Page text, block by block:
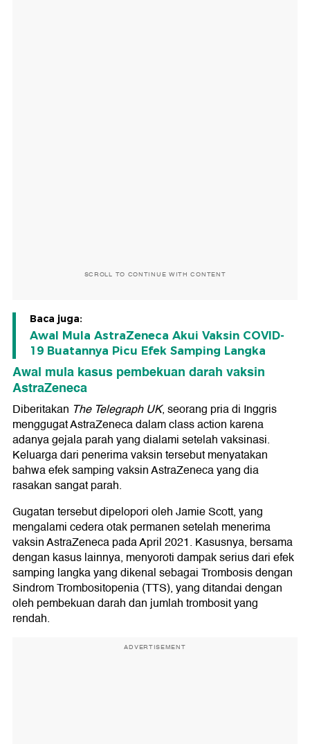
SCROLL TO CONTINUE WITH CONTENT
Baca juga:
Awal Mula AstraZeneca Akui Vaksin COVID-
19 Buatannya Picu Efek Samping Langka
Awal mula kasus pembekuan darah vaksin
AstraZeneca
Diberitakan The Telegraph UK, seorang pria di Inggris
menggugat AstraZeneca dalam class action karena
adanya gejala parah yang dialami setelah vaksinasi.
Keluarga dari penerima vaksin tersebut menyatakan
bahwa efek samping vaksin AstraZeneca yang dia
rasakan sangat parah.
Gugatan tersebut dipelopori oleh Jamie Scott, yang
mengalami cedera otak permanen setelah menerima
vaksin AstraZeneca pada April 2021. Kasusnya, bersama
dengan kasus lainnya, menyoroti dampak serius dari efek
samping langka yang dikenal sebagai Trombosis dengan
Sindrom Trombositopenia (TTS), yang ditandai dengan
oleh pembekuan darah dan jumlah trombosit yang
rendah.
ADVERTISEMENT